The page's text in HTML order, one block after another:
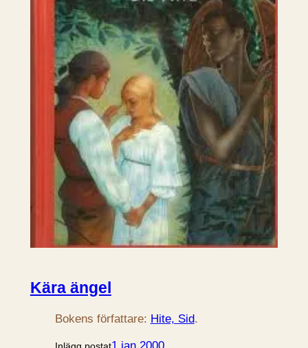
Kära ängel
Bokens författare: Hite, Sid.
Inlägg postat1 jan 2000